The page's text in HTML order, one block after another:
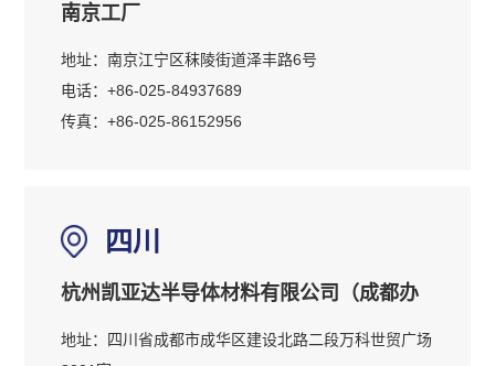
南京工厂
地址：南京江宁区秣陵街道泽丰路6号
电话：+86-025-84937689
传真：+86-025-86152956
四川
杭州凯亚达半导体材料有限公司（成都办
事处）
地址：四川省成都市成华区建设北路二段万科世贸广场